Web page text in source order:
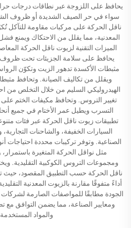
يحافظ على اللزوجة عبر نطاقات درجات
سواء في حر الصيف الشديدة أو ظروف
ناقل الحركة على مركبات مقاومة للتآكل
المعدنية، مما يقلل من الاحتكاك ويمنع
الميزات التقنية لزيوت ناقل الحركة
يحافظ على سلامة الجزيئات تحت ظروف
مثبطات الأكسدة تدهور الزيت وتكوّن
ويقلل من تكاليف الصيانة. وتحافظ
الهيدروليكي السليم من خلال التخلص من
تغيير التروس. وتحافظ مكيفات الختم
التسرب ويطيل عمر الأختام في جميع
تطبيقات زيوت ناقل الحركة عبر فئات
السيارات الخفيفة، والشاحنات التجارية،
الصناعية. وتوفر تركيبات محددة احتياجات
مثل نواقل الحركة المتغيرة
ومجموعات التروس الكوكبية التقليدية.
ناقل الحركة حسب التطبيق المقصود، حيث
أداءً متفوقًا مقارنة بالزيوت المعدنية
ومعايير الصناعة، مما يضمن التوافق مع
والمواد المستخدمة